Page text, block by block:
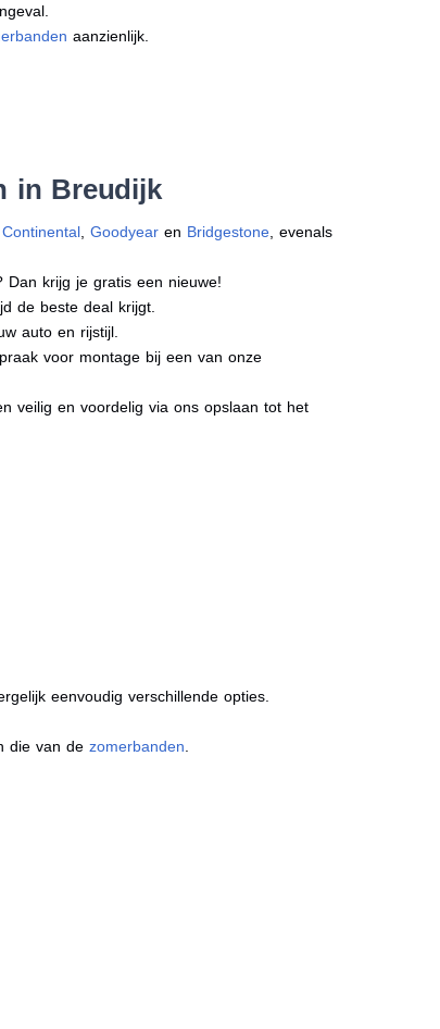
aanzienlijk.
in Breudijk
,Continental ,Goodyear en Bridgestone , evenals
krijg je gratis een nieuwe!
de beste deal krijgt.
auto en rijstijl.
voor montage bij een van onze
veilig en voordelig via ons opslaan tot het
eenvoudig verschillende opties.
die van dezomerbanden